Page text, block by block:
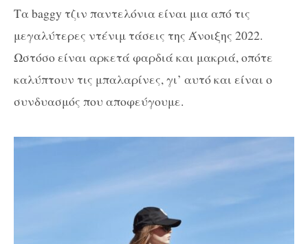
Τα baggy τζιν παντελόνια είναι μια από τις
μεγαλύτερες ντένιμ τάσεις της Άνοιξης 2022.
Ωστόσο είναι αρκετά φαρδιά και μακριά, οπότε
καλύπτουν τις μπαλαρίνες, γι’ αυτό και είναι ο
συνδυασμός που αποφεύγουμε.